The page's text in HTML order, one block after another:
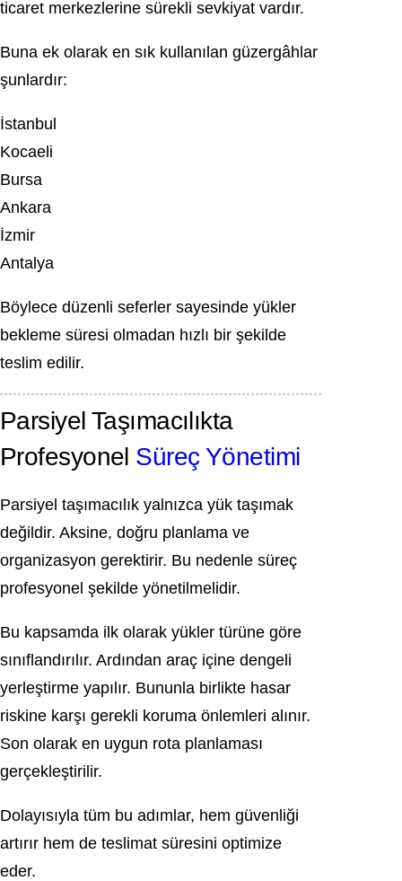
ticaret merkezlerine sürekli sevkiyat vardır.
Buna ek olarak en sık kullanılan güzergâhlar
şunlardır:
İstanbul
Kocaeli
Bursa
Ankara
İzmir
Antalya
Böylece düzenli seferler sayesinde yükler
bekleme süresi olmadan hızlı bir şekilde
teslim edilir.
Parsiyel Taşımacılıkta
Profesyonel Süreç Yönetimi
Parsiyel taşımacılık yalnızca yük taşımak
değildir. Aksine, doğru planlama ve
organizasyon gerektirir. Bu nedenle süreç
profesyonel şekilde yönetilmelidir.
Bu kapsamda ilk olarak yükler türüne göre
sınıflandırılır. Ardından araç içine dengeli
yerleştirme yapılır. Bununla birlikte hasar
riskine karşı gerekli koruma önlemleri alınır.
Son olarak en uygun rota planlaması
gerçekleştirilir.
Dolayısıyla tüm bu adımlar, hem güvenliği
artırır hem de teslimat süresini optimize
eder.